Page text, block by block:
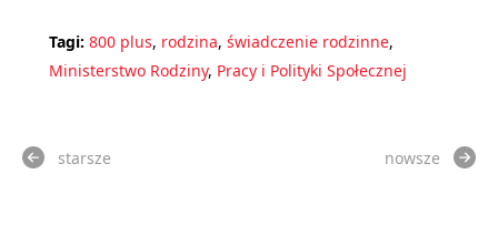
Tagi: 800 plus, rodzina, świadczenie rodzinne,
Ministerstwo Rodziny, Pracy i Polityki Społecznej
starsze nowsze